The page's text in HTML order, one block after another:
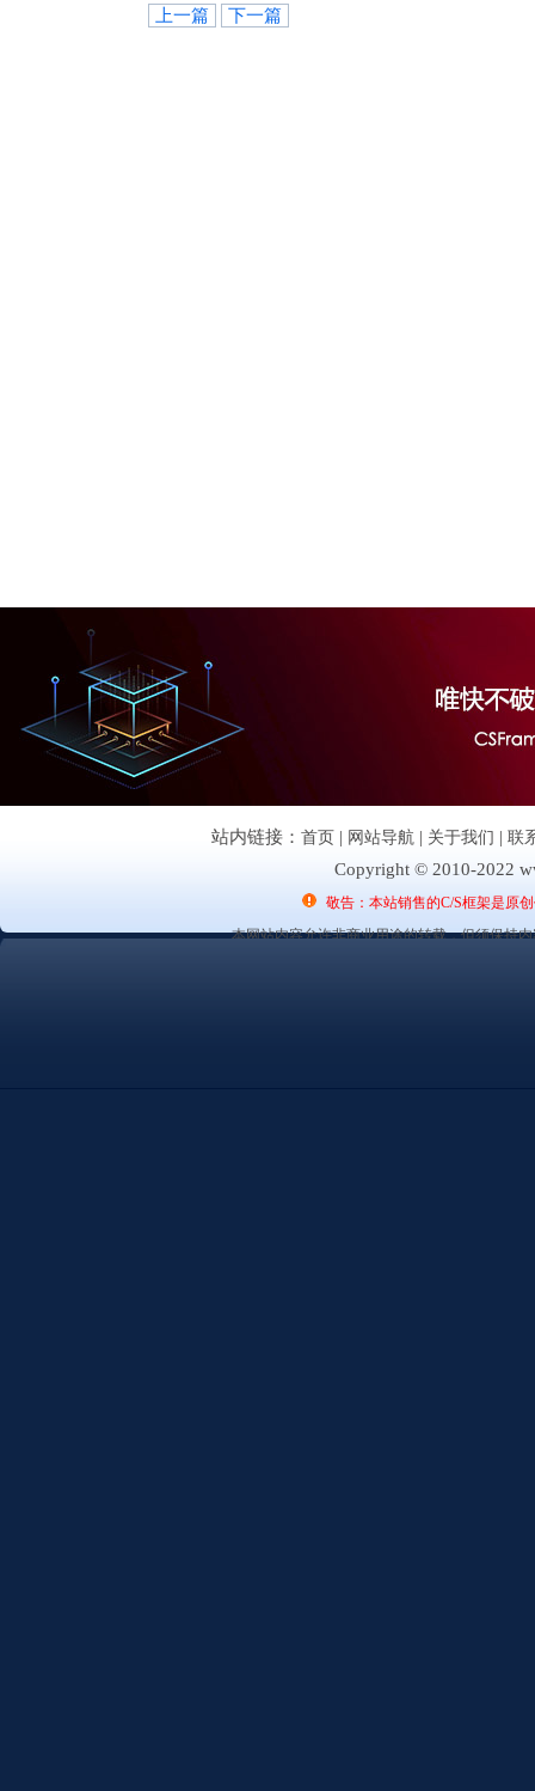
上一篇 下一篇
站内链接： 首页 | 网站导航 | 关于我们 | 联
Copyright © 2010-2022
敬告：本站销售的C/S框架是原
本网站内容允许非商业用途的转载，但须保持